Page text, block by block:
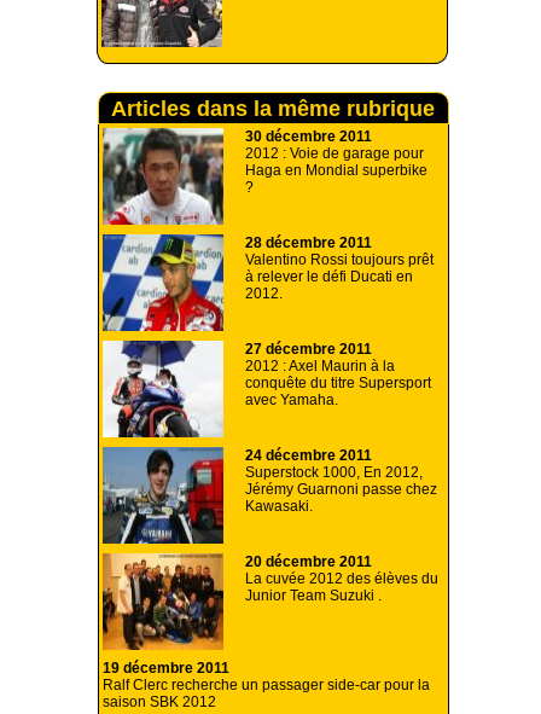
Articles dans la même rubrique
30 décembre 2011
2012 : Voie de garage pour
Haga en Mondial superbike
?
28 décembre 2011
Valentino Rossi toujours prêt
à relever le défi Ducati en
2012.
27 décembre 2011
2012 : Axel Maurin à la
conquête du titre Supersport
avec Yamaha.
24 décembre 2011
Superstock 1000, En 2012,
Jérémy Guarnoni passe chez
Kawasaki.
20 décembre 2011
La cuvée 2012 des élèves du
Junior Team Suzuki .
19 décembre 2011
Ralf Clerc recherche un passager side-car pour la
saison SBK 2012